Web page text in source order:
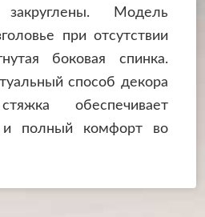
Модель
при отсутствии
боковая спинка.
способ декора
обеспечивает
и полный комфорт во